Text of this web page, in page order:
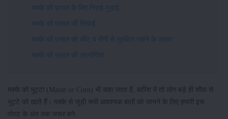
मक्के की फ़सल के लिए निराई-गुड़ाई:
मक्के की फसल की सिंचाई:
मक्के की फ़सल को कीट व रोगों से सुरक्षित रखने के उपाय:
मक्के की फसल की उपयोगिता:
मक्के को भुट्टा (Maize or Corn) भी कहा जाता है, बारिश में तो लोग बड़े ही शौक से
भुट्टे को खाते हैं। मक्के से जुड़ी सभी आवश्यक बातों को जानने के लिए हमारी इस
पोस्ट के अंत तक जरूर बने: